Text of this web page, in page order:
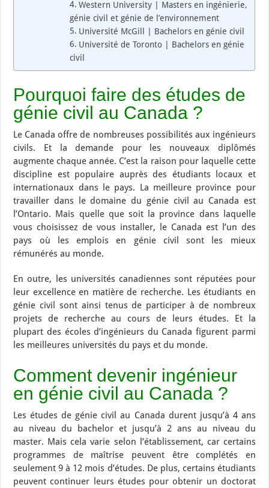
Western University | Masters en ingénierie,
génie civil et génie de l’environnement
Université McGill | Bachelors en génie civil
Université de Toronto | Bachelors en génie
civil
Pourquoi faire des études de
génie civil au Canada ?
Le Canada offre de nombreuses possibilités aux ingénieurs
civils. Et la demande pour les nouveaux diplômés
augmente chaque année. C’est la raison pour laquelle cette
discipline est populaire auprès des étudiants locaux et
internationaux dans le pays. La meilleure province pour
travailler dans le domaine du génie civil au Canada est
l’Ontario. Mais quelle que soit la province dans laquelle
vous choisissez de vous installer, le Canada est l’un des
pays où les emplois en génie civil sont les mieux
rémunérés au monde.
En outre, les universités canadiennes sont réputées pour
leur excellence en matière de recherche. Les étudiants en
génie civil sont ainsi tenus de participer à de nombreux
projets de recherche au cours de leurs études. Et la
plupart des écoles d’ingénieurs du Canada figurent parmi
les meilleures universités du pays et du monde.
Comment devenir ingénieur
en génie civil au Canada ?
Les études de génie civil au Canada durent jusqu’à 4 ans
au niveau du bachelor et jusqu’à 2 ans au niveau du
master. Mais cela varie selon l’établissement, car certains
programmes de maîtrise peuvent être complétés en
seulement 9 à 12 mois d’études. De plus, certains étudiants
peuvent continuer leurs études pour obtenir un doctorat